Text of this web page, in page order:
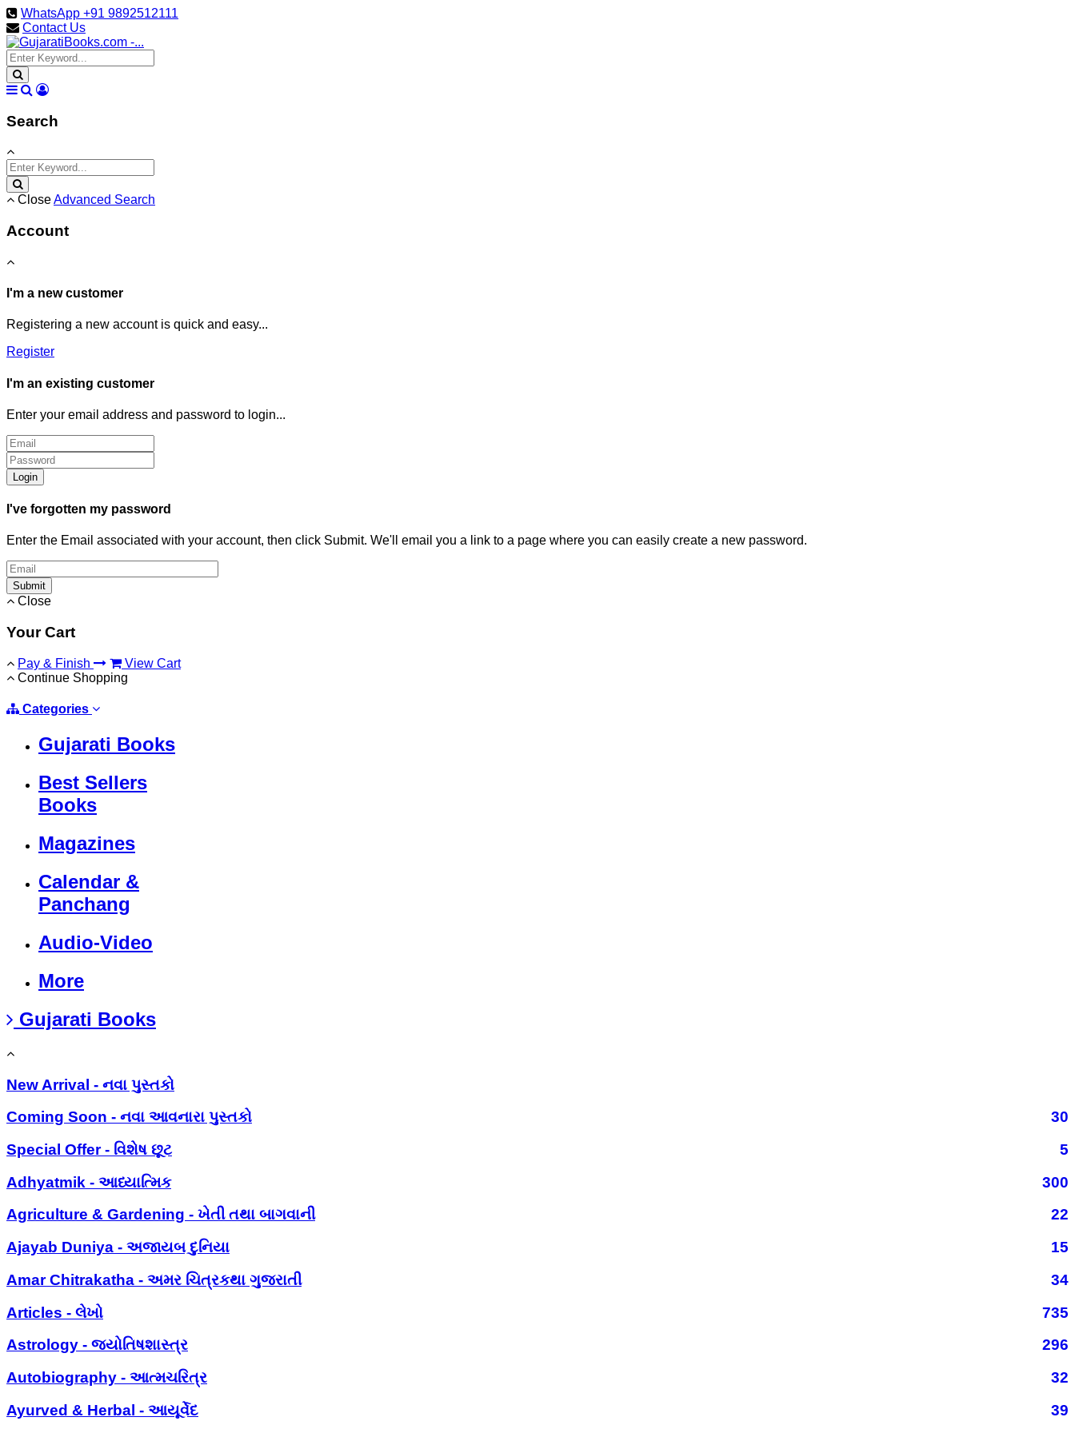
WhatsApp +91 9892512111
Contact Us
Search
CloseAdvanced Search
Account
I'm a new customer
Registering a new account is quick and easy...
Register
I'm an existing customer
Enter your email address and password to login...
Login
I've forgotten my password
Enter the Email associated with your account, then click Submit. We'll email you a link to a page where you can easily create a new password.
Submit
Close
Your Cart
Pay & Finish
View Cart
Continue Shopping
Categories
Gujarati Books
Best Sellers
Books
Magazines
Calendar &
Panchang
Audio-Video
More
Gujarati Books
New Arrival - નવા પુસ્તકો
Coming Soon - નવા આવનારા પુસ્તકો
30
Special Offer - વિશેષ છૂટ
5
Adhyatmik - આધ્યાત્મિક
300
Agriculture & Gardening - ખેતી તથા બાગવાની
22
Ajayab Duniya - અજાયબ દુનિયા
15
Amar Chitrakatha - અમર ચિત્રકથા ગુજરાતી
34
Articles - લેખો
735
Astrology - જ્યોતિષશાસ્ત્ર
296
Autobiography - આત્મચરિત્ર
32
Ayurved & Herbal - આયૂર્વેદ
39